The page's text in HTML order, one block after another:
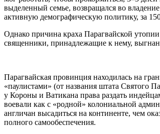
выделенный семье, возвращался во
активную демографическую политику, за
Однако причина краха Парагвайской
священники, принадлежащие к нему,
Парагвайская провинция находилась на
«паулистами» (от названия штата Святого
у Короны и Ватикана права раздать
воевали как с «родной» колониальной
англичан высадиться на континенте, чем
полного самообеспечения.